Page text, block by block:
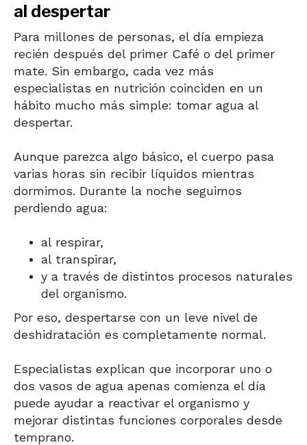
al despertar
Para millones de personas, el día empieza
recién después del primer Café o del primer
mate. Sin embargo, cada vez más
especialistas en nutrición coinciden en un
hábito mucho más simple: tomar agua al
despertar.
Aunque parezca algo básico, el cuerpo pasa
varias horas sin recibir líquidos mientras
dormimos. Durante la noche seguimos
perdiendo agua:
al respirar,
al transpirar,
y a través de distintos procesos naturales
del organismo.
Por eso, despertarse con un leve nivel de
deshidratación es completamente normal.
Especialistas explican que incorporar uno o
dos vasos de agua apenas comienza el día
puede ayudar a reactivar el organismo y
mejorar distintas funciones corporales desde
temprano.